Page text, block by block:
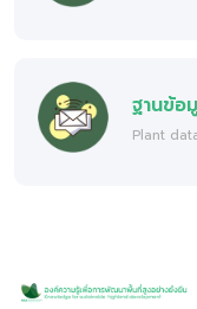
ฐานข้อ
Plant